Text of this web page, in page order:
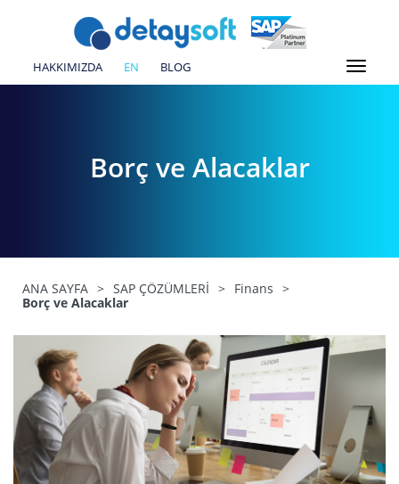
HAKKIMIZDA EN BLOG
Borç ve Alacaklar
ANA SAYFA > SAP ÇÖZÜMLERİ > Finans >
Borç ve Alacaklar